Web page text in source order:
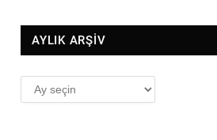
AYLIK ARŞİV
AYLIK
ARŞİV